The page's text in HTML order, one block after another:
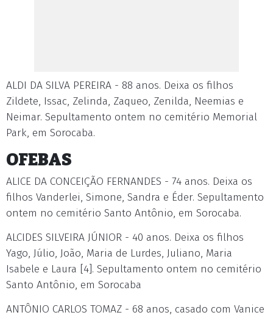
ALDI DA SILVA PEREIRA - 88 anos. Deixa os filhos
Zildete, Issac, Zelinda, Zaqueo, Zenilda, Neemias e
Neimar. Sepultamento ontem no cemitério Memorial
Park, em Sorocaba.
OFEBAS
ALICE DA CONCEIÇÃO FERNANDES - 74 anos. Deixa os
filhos Vanderlei, Simone, Sandra e Éder. Sepultamento
ontem no cemitério Santo Antônio, em Sorocaba.
ALCIDES SILVEIRA JÚNIOR - 40 anos. Deixa os filhos
Yago, Júlio, João, Maria de Lurdes, Juliano, Maria
Isabele e Laura [4]. Sepultamento ontem no cemitério
Santo Antônio, em Sorocaba
ANTÔNIO CARLOS TOMAZ - 68 anos, casado com Vanice